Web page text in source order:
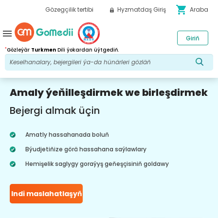
Gözegçilik tertibi Hyzmatdaş Giriş shopping_cart Araba
*Gözleýär Turkmen Dili ýokardan üýtgediň.
Giriň
menu
Amaly ýeňilleşdirmek we birleşdirmek
Bejergi almak üçin
Amatly hassahanada boluň
Býudjetiňize görä hassahana saýlawlary
Hemişelik saglygy goraýyş geňeşçisiniň goldawy
Indi maslahatlaşyň